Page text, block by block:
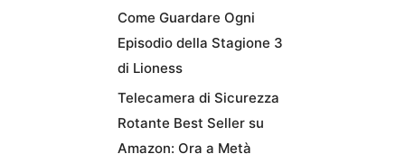
Come Guardare Ogni
Episodio della Stagione 3
di Lioness
Telecamera di Sicurezza
Rotante Best Seller su
Amazon: Ora a Metà